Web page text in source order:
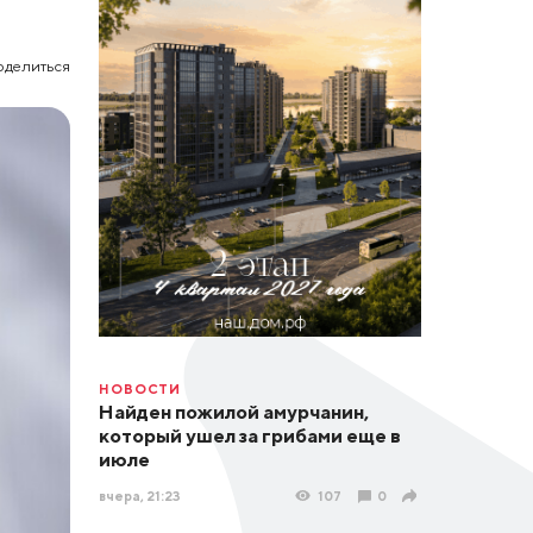
НОВОСТИ
Найден пожилой амурчанин,
который ушел за грибами еще в
июле
вчера, 21:23 107 0